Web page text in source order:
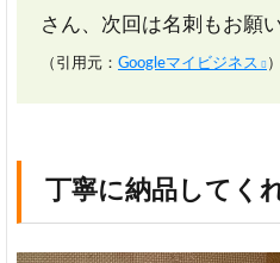
さん、次回は名刺もお願
（引用元： Googleマイビジネス ）
丁寧に納品してく